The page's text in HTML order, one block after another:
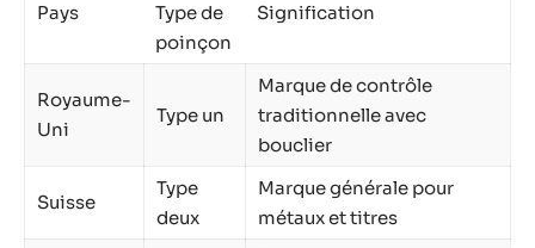
Pays
Type de
poinçon
Signification
Royaume-
Uni
Type un
Marque de contrôle
traditionnelle avec
bouclier
Suisse
Type
deux
Marque générale pour
métaux et titres